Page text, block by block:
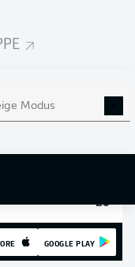
Modus
28
GOOGLE PLAY